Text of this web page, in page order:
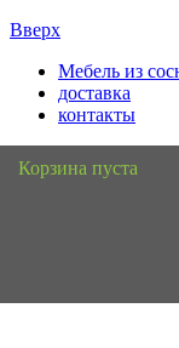
Вверх
Мебель из
доставка
контакты
Мебель
Интернет
Корзина пуста